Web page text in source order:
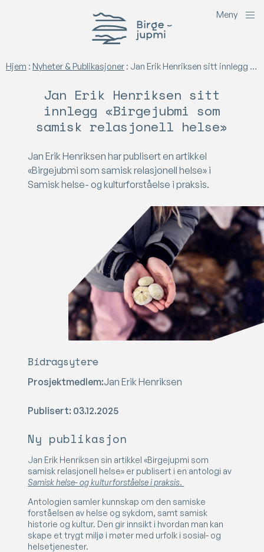
Birgejupmi Meny
Hjem : Nyheter & Publikasjoner : Jan Erik Henriksen sitt innlegg «Birgejubmi som samisk relasjonell helse»
Jan Erik Henriksen sitt
innlegg «Birgejubmi som
samisk relasjonell helse»
Jan Erik Henriksen har publisert en artikkel
«Birgejubmi som samisk relasjonell helse» i
Samisk helse- og kulturforståelse i praksis.
Bidragsytere
Prosjektmedlem:Jan Erik Henriksen
Publisert: 03.12.2025
Ny publikasjon
Jan Erik Henriksen sin artikkel «Birgejupmi som
samisk relasjonell helse» er publisert i en antologi av
Samisk helse- og kulturforståelse i praksis.
Antologien samler kunnskap om den samiske
forståelsen av helse og sykdom, samt samisk
historie og kultur. Den gir innsikt i hvordan man kan
skape et trygt miljø i møter med urfolk i sosial- og
helsetjenester.